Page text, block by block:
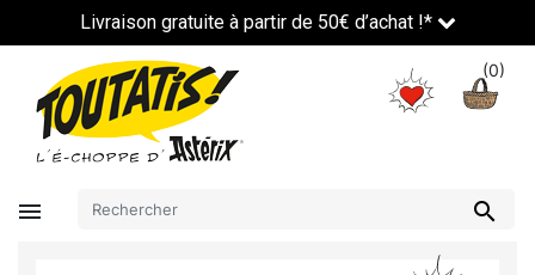
Livraison gratuite à partir de 50€ d’achat !*
(0)
 